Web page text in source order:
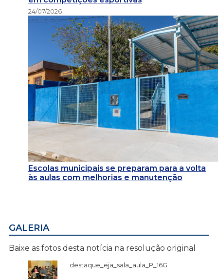
24/07/2026
Escolas municipais se preparam para a volta
às aulas com melhorias e manutenção
GALERIA
Baixe as fotos desta notícia na resolução original
destaque_eja_sala_aula_P_16G